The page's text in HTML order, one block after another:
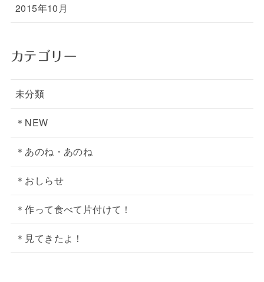
2015年10月
カテゴリー
未分類
＊NEW
＊あのね・あのね
＊おしらせ
＊作って食べて片付けて！
＊見てきたよ！